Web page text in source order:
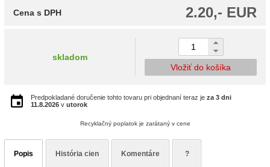
2.20,- EUR
Cena s DPH
skladom
Vložiť do košíka
Predpokladané doručenie tohto tovaru pri objednaní teraz je za 3 dni
11.8.2026 v utorok
Recyklačný poplatok je zarátaný v cene
Popis História cien Komentáre ?